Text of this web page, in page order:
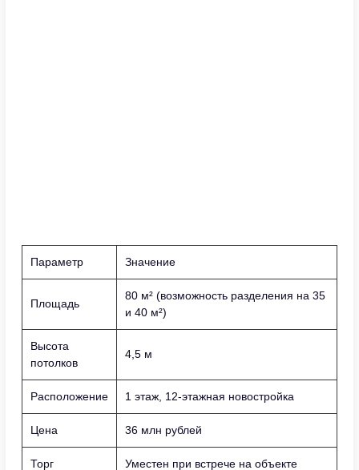
Параметр Значение
Площадь
80 м² (возможность разделения на 35
и 40 м²)
Высота
потолков
4,5 м
Расположение 1 этаж, 12-этажная новостройка
Цена 36 млн рублей
Торг Уместен при встрече на объекте